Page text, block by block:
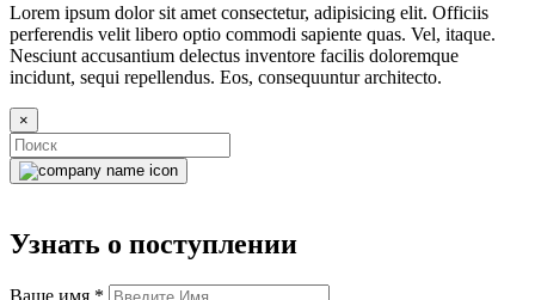
Lorem ipsum dolor sit amet consectetur, adipisicing elit. Officiis
perferendis velit libero optio commodi sapiente quas. Vel, itaque.
Nesciunt accusantium delectus inventore facilis doloremque
incidunt, sequi repellendus. Eos, consequuntur architecto.
×
Узнать о поступлении